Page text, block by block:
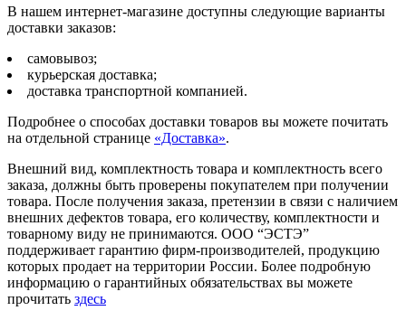
В нашем интернет-магазине доступны следующие варианты
доставки заказов:
самовывоз;
курьерская доставка;
доставка транспортной компанией.
Подробнее о способах доставки товаров вы можете почитать
на отдельной странице «Доставка».
Внешний вид, комплектность товара и комплектность всего
заказа, должны быть проверены покупателем при получении
товара. После получения заказа, претензии в связи с наличием
внешних дефектов товара, его количеству, комплектности и
товарному виду не принимаются. ООО “ЭСТЭ”
поддерживает гарантию фирм-производителей, продукцию
которых продает на территории России. Более подробную
информацию о гарантийных обязательствах вы можете
прочитать здесь